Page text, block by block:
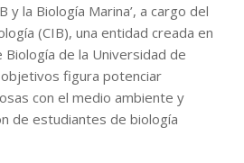
y la Biología Marina’, a cargo del
(CIB), una entidad creada en
Biología de la Universidad de
figura potenciar
con el medio ambiente y
de estudiantes de biología